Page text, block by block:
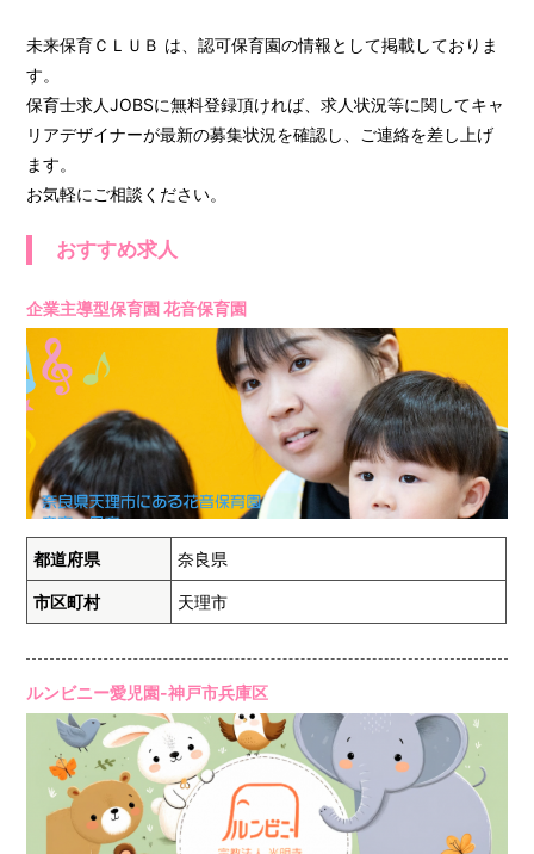
未来保育ＣＬＵＢ は、認可保育園の情報として掲載しておりま
す。
保育士求人JOBSに無料登録頂ければ、求人状況等に関してキャ
リアデザイナーが最新の募集状況を確認し、ご連絡を差し上げ
ます。
お気軽にご相談ください。
おすすめ求人
企業主導型保育園 花音保育園
都道府県 奈良県
市区町村 天理市
ルンビニー愛児園-神戸市兵庫区